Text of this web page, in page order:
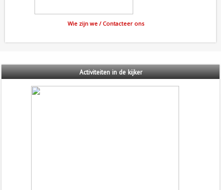
Wie zijn we / Contacteer ons
Activiteitenin de kijker